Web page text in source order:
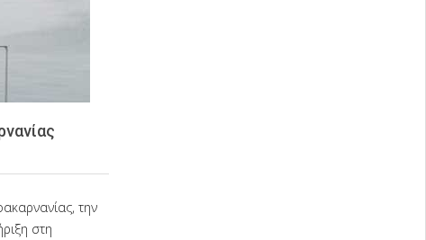
την
στη